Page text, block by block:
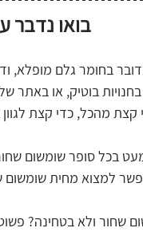
בואו נדבר
בחומר גלם
בוטיק, או באתר
מהכל, כדי קצת
בכל סופר שומשום
למצוא מחית
ולא בטחינה?